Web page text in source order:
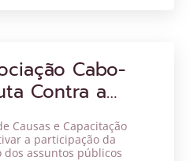
Cabo-
Contra a
Causas e Capacitação
a participação da
dos assuntos públicos